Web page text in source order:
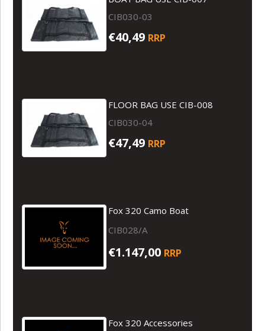
CIB030-03
€40,49 RRP
FLOOR BAG USE CIB-008
CIB030-04
€47,49 RRP
Fox 320 Camo Boat
CIB028/A
€1.147,00 RRP
Fox 320 Accessories